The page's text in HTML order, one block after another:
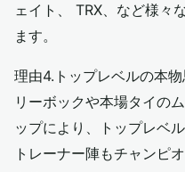
ェイト、 TRX、など様々
ます。
理由4.トップレベルの本
リーボックや本場タイの
ップにより、トップレベル
トレーナー陣もチャンピ